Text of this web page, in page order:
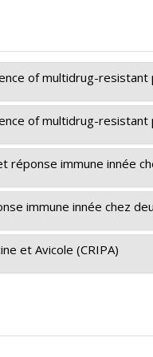
of multidrug-resistant
en sciences
vers la découverte
of multidrug-resistant
en sciences
de subvention à la
réponse immune innée
,Marie-Lou Gaucher
des Pêcheries et
immune innée chez
,Marie-Lou Gaucher
2023-2028 -
et Avicole (CRIPA)
,Marie Archambault,